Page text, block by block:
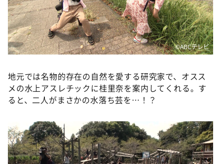
©️ABCテレビ
地元では名物的存在の自然を愛する研究家で、オスス
メの水上アスレチックに桂里奈を案内してくれる。す
ると、二人がまさかの水落ち芸を…！？